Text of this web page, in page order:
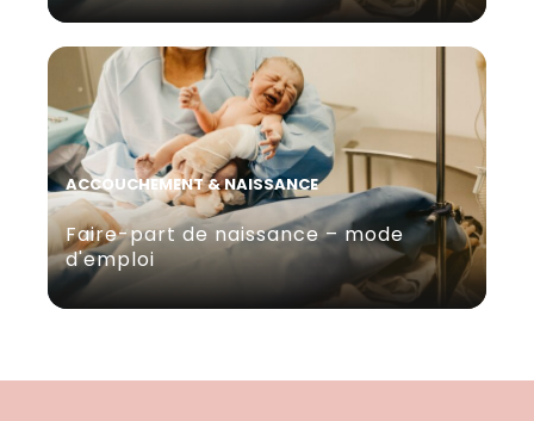
ACCOUCHEMENT & NAISSANCE
Faire-part de naissance – mode
d'emploi